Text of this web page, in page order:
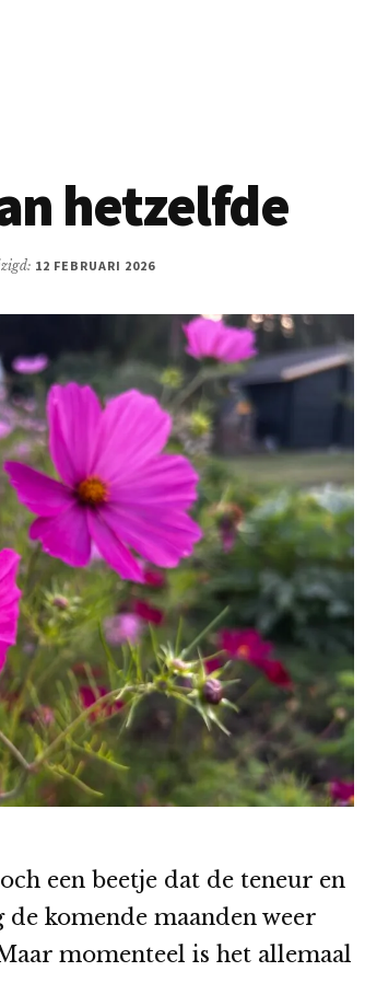
hetzelfde
12 FEBRUARI 2026
een beetje dat de teneur en
komende maanden weer
momenteel is het allemaal